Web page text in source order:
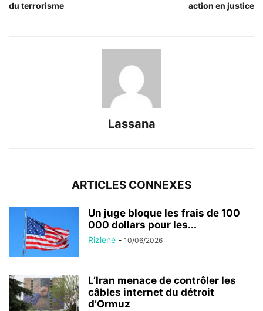
du terrorisme
action en justice
Lassana
ARTICLES CONNEXES
Un juge bloque les frais de 100
000 dollars pour les...
Rizlene - 10/06/2026
L’Iran menace de contrôler les
câbles internet du détroit
d’Ormuz